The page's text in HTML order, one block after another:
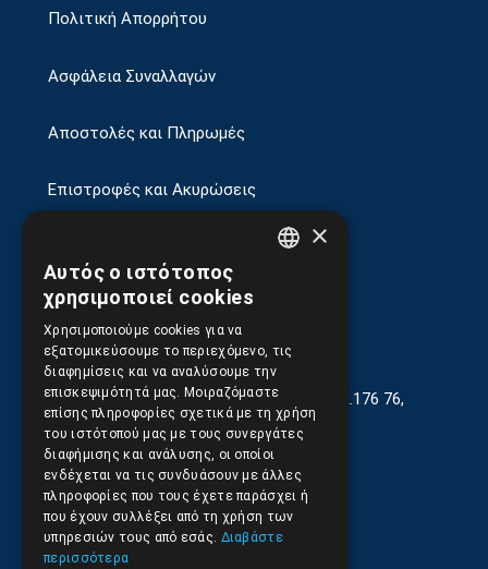
Πολιτική Απορρήτου
Ασφάλεια Συναλλαγών
Αποστολές και Πληρωμές
Επιστροφές και Ακυρώσεις
Γεωργίου Κρέμου 13-17, Καλλιθέα, Τ.Κ.176 76,
Αθήνα, Ελλάδα
210.9566.401(11.30-17.00)
210.9566.402
Email: info@pds.com.gr
×
Αυτός ο ιστότοπος
χρησιμοποιεί cookies
Χρησιμοποιούμε cookies για να
εξατομικεύσουμε το περιεχόμενο, τις
διαφημίσεις και να αναλύσουμε την
επισκεψιμότητά μας. Μοιραζόμαστε
επίσης πληροφορίες σχετικά με τη χρήση
του ιστότοπού μας με τους συνεργάτες
διαφήμισης και ανάλυσης, οι οποίοι
ενδέχεται να τις συνδυάσουν με άλλες
πληροφορίες που τους έχετε παράσχει ή
που έχουν συλλέξει από τη χρήση των
υπηρεσιών τους από εσάς. Διαβάστε
περισσότερα